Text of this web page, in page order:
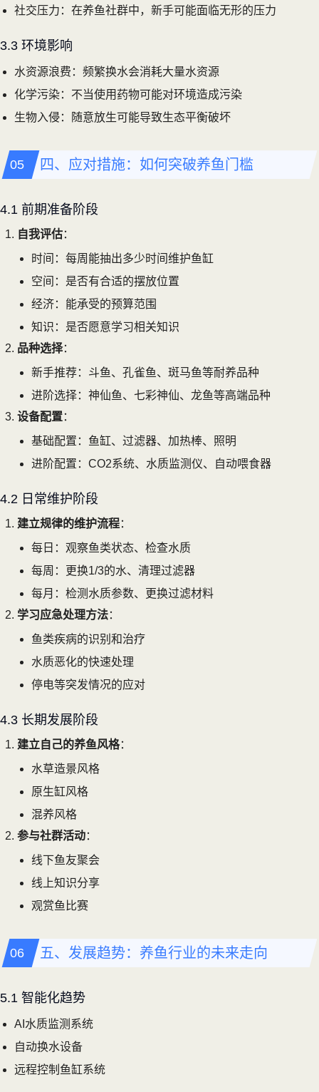
社交压力：在养鱼社群中，新手可能面临无形的压力
3.3 环境影响
水资源浪费：频繁换水会消耗大量水资源
化学污染：不当使用药物可能对环境造成污染
生物入侵：随意放生可能导致生态平衡破坏
四、应对措施：如何突破养鱼门槛
4.1 前期准备阶段
自我评估：
时间：每周能抽出多少时间维护鱼缸
空间：是否有合适的摆放位置
经济：能承受的预算范围
知识：是否愿意学习相关知识
品种选择：
新手推荐：斗鱼、孔雀鱼、斑马鱼等耐养品种
进阶选择：神仙鱼、七彩神仙、龙鱼等高端品种
设备配置：
基础配置：鱼缸、过滤器、加热棒、照明
进阶配置：CO2系统、水质监测仪、自动喂食器
4.2 日常维护阶段
建立规律的维护流程：
每日：观察鱼类状态、检查水质
每周：更换1/3的水、清理过滤器
每月：检测水质参数、更换过滤材料
学习应急处理方法：
鱼类疾病的识别和治疗
水质恶化的快速处理
停电等突发情况的应对
4.3 长期发展阶段
建立自己的养鱼风格：
水草造景风格
原生缸风格
混养风格
参与社群活动：
线下鱼友聚会
线上知识分享
观赏鱼比赛
五、发展趋势：养鱼行业的未来走向
5.1 智能化趋势
AI水质监测系统
自动换水设备
远程控制鱼缸系统